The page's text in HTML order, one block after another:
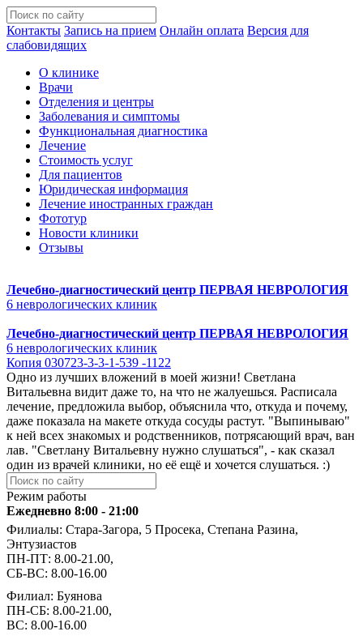
Контакты Запись на прием Онлайн оплата Версия для
слабовидящих
О клинике
Врачи
Отделения и центры
Заболевания и симптомы
Функциональная диагностика
Лечение
Стоимость услуг
Для пациентов
Юридическая информация
Лечение иностранных граждан
Фототур
Новости клиники
Отзывы
Лечебно-диагностический центр ПЕРВАЯ НЕВРОЛОГИЯ
6 неврологических клиник
Лечебно-диагностический центр ПЕРВАЯ НЕВРОЛОГИЯ
6 неврологических клиник
Копия 030723-3-3-1-539 -1122
Одно из лучших вложений в моей жизни! Светлана
Витальевна видит даже то, на что не жалуешься. Расписала
лечение, предложила выбор, объяснила что, откуда и почему,
даже показала на макете откуда сосуды растут. "Выпинываю"
к ней всех знакомых и родственников, потрясающий врач, ван
лав. "Светлану Витальевну нужно слушаться", - как сказал
один из врачей клиники, но её ещё и хочется слушаться. :)
Режим работы
Ежедневно 8:00 - 21:00
Филиалы: Стара-Загора, 5 Просека, Степана Разина,
Энтузиастов
ПН-ПТ: 8.00-21.00,
СБ-ВС: 8.00-16.00
Филиал: Буянова
ПН-СБ: 8.00-21.00,
ВС: 8.00-16.00